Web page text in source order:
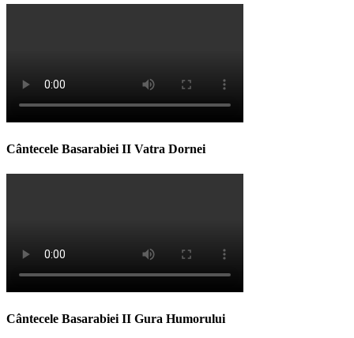
Cântecele Basarabiei II Vatra Dornei
Cântecele Basarabiei II Gura Humorului